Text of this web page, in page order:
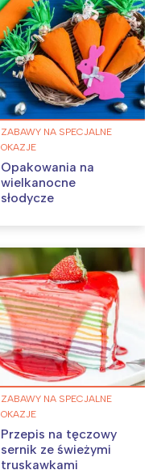
ZABAWY NA SPECJALNE
OKAZJE
Opakowania na
wielkanocne
słodycze
ZABAWY NA SPECJALNE
OKAZJE
Przepis na tęczowy
sernik ze świeżymi
truskawkami